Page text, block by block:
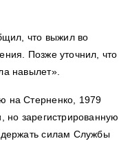
что выжил во
Позже уточнил, что
навылет».
на Стерненко, 1979
но зарегистрированную
силам Службы